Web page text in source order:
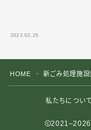
2023.02.25
HOME ＞ 新ごみ処理施
私たちについて